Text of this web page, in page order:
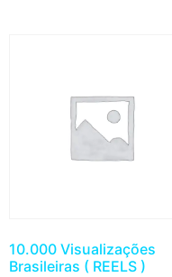
10.000 Visualizações
Brasileiras ( REELS )